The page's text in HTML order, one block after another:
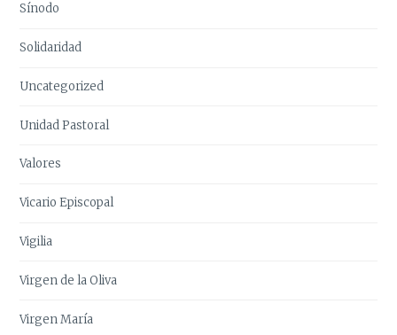
Sínodo
Solidaridad
Uncategorized
Unidad Pastoral
Valores
Vicario Episcopal
Vigilia
Virgen de la Oliva
Virgen María